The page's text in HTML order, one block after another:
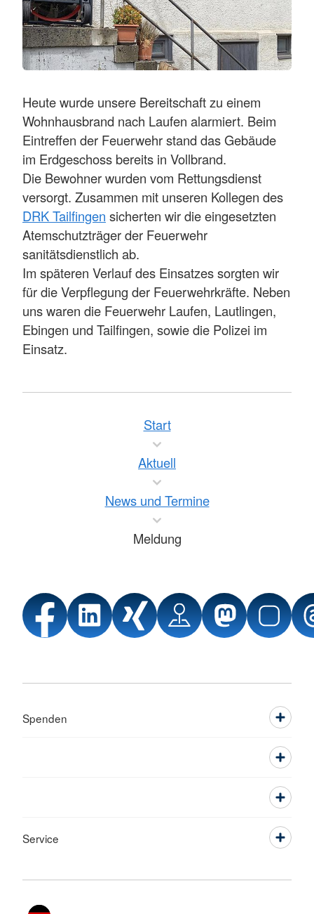
Heute wurde unsere Bereitschaft zu einem
Wohnhausbrand nach Laufen alarmiert. Beim
Eintreffen der Feuerwehr stand das Gebäude
im Erdgeschoss bereits in Vollbrand.
Die Bewohner wurden vom Rettungsdienst
versorgt. Zusammen mit unseren Kollegen des
DRK Tailfingen sicherten wir die eingesetzten
Atemschutzträger der Feuerwehr
sanitätsdienstlich ab.
Im späteren Verlauf des Einsatzes sorgten wir
für die Verpflegung der Feuerwehrkräfte. Neben
uns waren die Feuerwehr Laufen, Lautlingen,
Ebingen und Tailfingen, sowie die Polizei im
Einsatz.
Start
Aktuell
News und Termine
Meldung
Spenden
Service
Sprache wechseln zu